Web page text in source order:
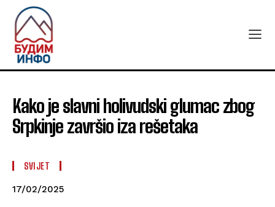
Kako je slavni holivudski glumac zbog
Srpkinje završio iza rešetaka
SVIJET
17/02/2025